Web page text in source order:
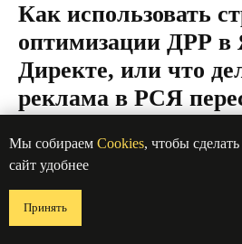
Как использовать
оптимизации ДРР в
Директе, или что
реклама в РСЯ
«Реклама в РСЯ с оплатой за
других площадок, приносила кучу
с неё были самые дешёвые
Мы собираем Cookies, чтобы сделать
сайт удобнее
Принять